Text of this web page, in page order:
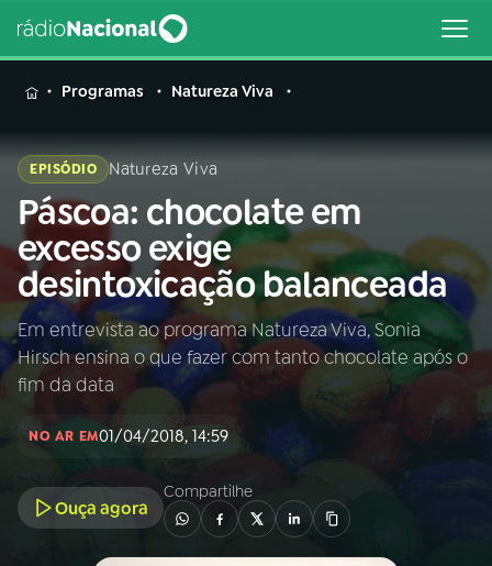
MENU
Buscar
na
Rádio
Nacional
Buscar
AO VIVO
Programas Natureza Viva
EPISÓDIO Natureza Viva
Páscoa: chocolate em
excesso exige
desintoxicação balanceada
Em entrevista ao programa Natureza Viva, Sonia
Hirsch ensina o que fazer com tanto chocolate após o
fim da data
NO AR EM01/04/2018, 14:59
Ouça agora
Compartilhe